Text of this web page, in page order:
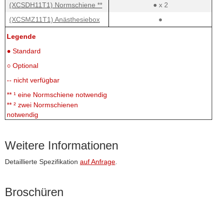
(XCSDH11T1) Normschiene **
● x 2
(XCSMZ11T1) Anästhesiebox
●
Legende
● Standard
○ Optional
-- nicht verfügbar
** ¹ eine Normschiene notwendig
** ² zwei Normschienen
notwendig
Weitere Informationen
Detaillierte Spezifikation auf Anfrage
Broschüren